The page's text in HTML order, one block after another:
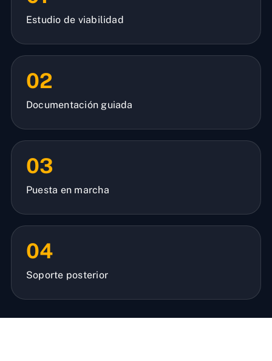
Estudio de viabilidad
02
Documentación guiada
03
Puesta en marcha
04
Soporte posterior